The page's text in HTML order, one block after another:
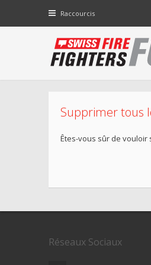
Raccourcis
Supprimer tous
Êtes-vous sûr de vouloir
Réseaux Sociaux